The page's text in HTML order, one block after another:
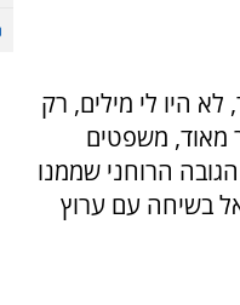
היו לי מילים, רק
מאוד, משפטים
הרוחני שממנו
בשיחה עם ערוץ